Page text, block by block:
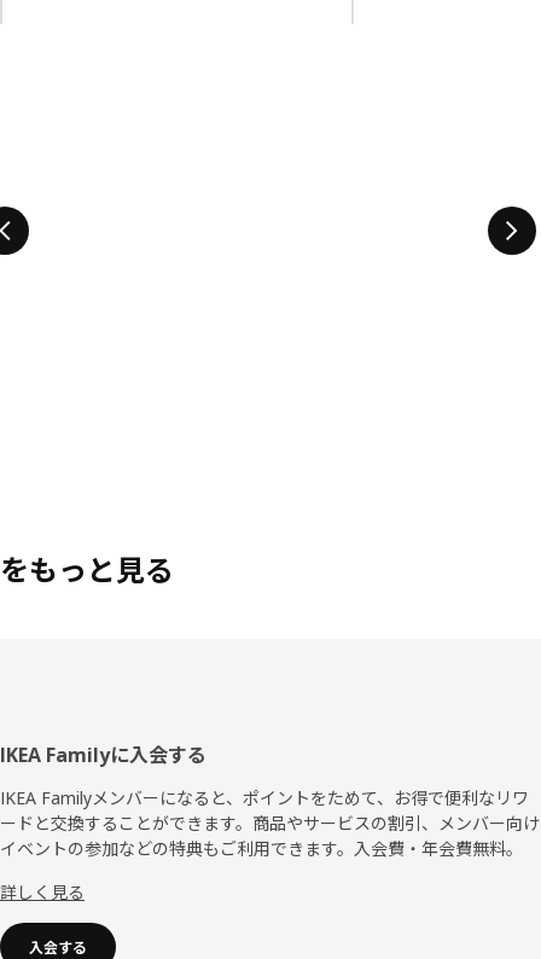
をもっと見る
フ
ッ
タ
IKEA Familyに入会する
IKEA Familyメンバーになると、ポイントをためて、お得で便利なリワ
ードと交換することができます。商品やサービスの割引、メンバー向け
イベントの参加などの特典もご利用できます。入会費・年会費無料。
詳しく見る
入会する